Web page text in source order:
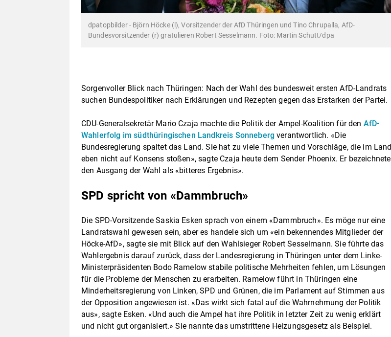
dpatopbilder - Björn Höcke (l), Vorsitzender der AfD Thüringen und Tino Chrupalla, AfD-
Bundesvorsitzender (r) gratulieren Robert Sesselmann. Foto: Martin Schutt/dpa
Sorgenvoller Blick nach Thüringen: Nach der Wahl des bundesweit ersten AfD-Landrats
suchen Bundespolitiker nach Erklärungen und Rezepten gegen das Erstarken der Partei.
CDU-Generalsekretär Mario Czaja machte die Politik der Ampel-Koalition für den AfD-
Wahlerfolg im südthüringischen Landkreis Sonneberg verantwortlich. «Die
Bundesregierung spaltet das Land. Sie hat zu viele Themen und Vorschläge, die im Land
eben nicht auf Konsens stoßen», sagte Czaja heute dem Sender Phoenix. Er bezeichnete
den Ausgang der Wahl als «bitteres Ergebnis».
SPD spricht von «Dammbruch»
Die SPD-Vorsitzende Saskia Esken sprach von einem «Dammbruch». Es möge nur eine
Landratswahl gewesen sein, aber es handele sich um «ein bekennendes Mitglieder der
Höcke-AfD», sagte sie mit Blick auf den Wahlsieger Robert Sesselmann. Sie führte das
Wahlergebnis darauf zurück, dass der Landesregierung in Thüringen unter dem Linke-
Ministerpräsidenten Bodo Ramelow stabile politische Mehrheiten fehlen, um Lösungen
für die Probleme der Menschen zu erarbeiten. Ramelow führt in Thüringen eine
Minderheitsregierung von Linken, SPD und Grünen, die im Parlament auf Stimmen aus
der Opposition angewiesen ist. «Das wirkt sich fatal auf die Wahrnehmung der Politik
aus», sagte Esken. «Und auch die Ampel hat ihre Politik in letzter Zeit zu wenig erklärt
und nicht gut organisiert.» Sie nannte das umstrittene Heizungsgesetz als Beispiel.